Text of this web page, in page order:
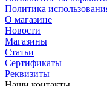
Политика
О магазине
Новости
Магазины
Статьи
Сертификаты
Реквизиты